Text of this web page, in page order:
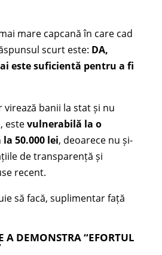
mare capcană în care cad
scurt este: DA,
este suficientă pentru a fi
virează banii la stat și nu
estevulnerabilă la o
50.000 lei, deoarece nu și-
de transparență și
recent.
să facă, suplimentar față
A DEMONSTRA “EFORTUL